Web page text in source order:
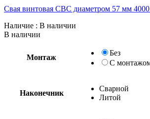
Свая винтовая СВС диаметром 57 мм
Наличие : В наличии
В наличии
Монтаж
Без
С
Наконечник
Сварной
Литой